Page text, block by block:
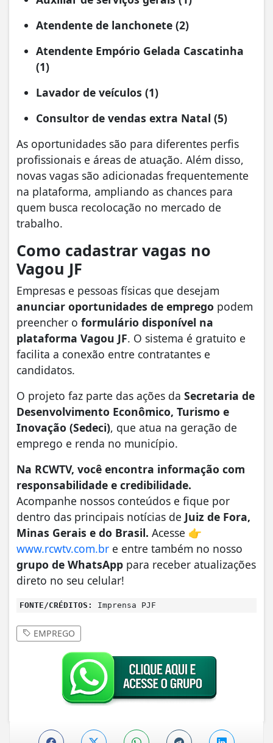
Atendente de lanchonete (2)
Atendente Empório Gelada Cascatinha
(1)
Lavador de veículos (1)
Consultor de vendas extra Natal (5)
As oportunidades são para diferentes perfis
profissionais e áreas de atuação. Além disso,
novas vagas são adicionadas frequentemente
na plataforma, ampliando as chances para
quem busca recolocação no mercado de
trabalho.
Como cadastrar vagas no
Vagou JF
Empresas e pessoas físicas que desejam
anunciar oportunidades de emprego podem
preencher o formulário disponível na
plataforma Vagou JF. O sistema é gratuito e
facilita a conexão entre contratantes e
candidatos.
O projeto faz parte das ações da Secretaria de
Desenvolvimento Econômico, Turismo e
Inovação (Sedeci), que atua na geração de
emprego e renda no município.
Na RCWTV, você encontra informação com
responsabilidade e credibilidade.
Acompanhe nossos conteúdos e fique por
dentro das principais notícias de Juiz de Fora,
Minas Gerais e do Brasil. Acesse 👉
www.rcwtv.com.br e entre também no nosso
grupo de WhatsApp para receber atualizações
direto no seu celular!
FONTE/CRÉDITOS: Imprensa PJF
EMPREGO